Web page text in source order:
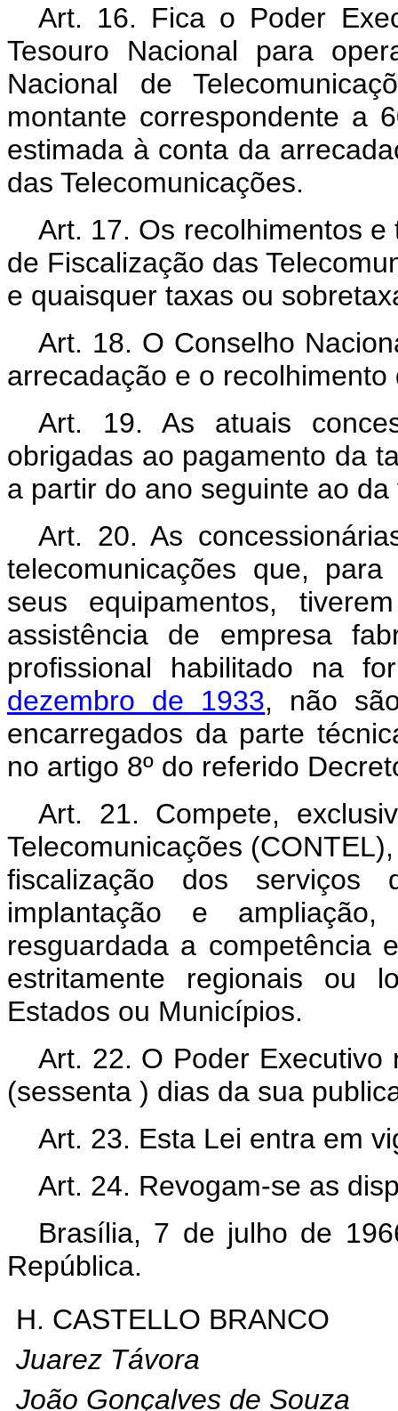
Art. 16. Fica o Poder
Tesouro Nacional para
Nacional de
montante correspondente a
estimada à conta da
das Telecomunicações.
Art. 17. Os recolhimentos
de Fiscalização das
e quaisquer taxas ou
Art. 18. O Conselho
arrecadação e o
Art. 19. As atuais
obrigadas ao pagamento da
a partir do ano seguinte ao
Art. 20. As
telecomunicações que,
seus equipamentos,
assistência de empresa
profissional habilitado na
dezembro de 1933, não
encarregados da parte
no artigo 8º do referido
Art. 21. Compete,
Telecomunicações
fiscalização dos serviços
implantação e
resguardada a competência
estritamente regionais ou
Estados ou Municípios.
Art. 22. O Poder
(sessenta ) dias da sua
Art. 23. Esta Lei entra em
Art. 24. Revogam-se as
Brasília, 7 de julho de
República.
H. CASTELLO BRANCO
Juarez Távora
João Gonçalves de Souza